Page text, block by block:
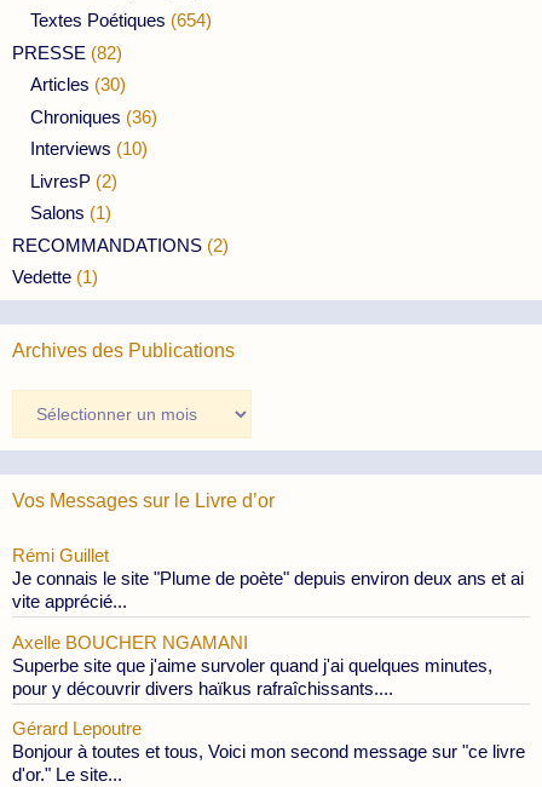
Textes Poétiques (654)
PRESSE (82)
Articles (30)
Chroniques (36)
Interviews (10)
LivresP (2)
Salons (1)
RECOMMANDATIONS (2)
Vedette (1)
Archives des Publications
des
Publications
Vos Messages sur le Livre d’or
Rémi Guillet
Je connais le site "Plume de poète" depuis environ deux ans et ai
vite apprécié...
Axelle BOUCHER NGAMANI
Superbe site que j'aime survoler quand j'ai quelques minutes,
pour y découvrir divers haïkus rafraîchissants....
Gérard Lepoutre
Bonjour à toutes et tous, Voici mon second message sur "ce livre
d'or." Le site...